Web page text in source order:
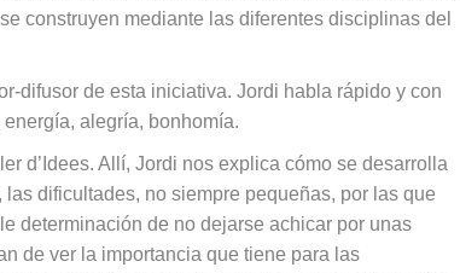
construyen mediante las diferentes disciplinas del
difusor de esta iniciativa. Jordi habla rápido y con
alegría, bonhomía.
d’Idees. Allí, Jordi nos explica cómo se desarrolla
dificultades, no siempre pequeñas, por las que
determinación de no dejarse achicar por unas
de ver la importancia que tiene para las